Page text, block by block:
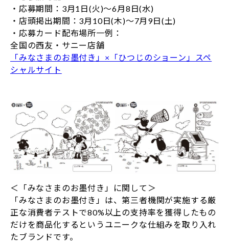
・応募期間：3月1日(火)～6月8日(水)
・店頭掲出期間：3月10日(木)～7月9日(土)
・応募カード配布場所一例：
全国の西友・サニー店舗
「みなさまのお墨付き」×「ひつじのショーン」スペ
シャルサイト
＜「みなさまのお墨付き」に関して＞
「みなさまのお墨付き」は、第三者機関が実施する厳
正な消費者テストで80%以上の支持率を獲得したもの
だけを商品化するというユニークな仕組みを取り入れ
たブランドです。